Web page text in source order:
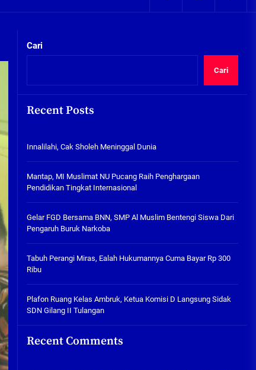
SDN Gilang II Tulangan
Mantap, MI Muslimat NU
Pucang Raih Penghargaan
Pendidikan Tingkat
Internasional
06/08/2026
Gelar FGD Bersama BNN, SMP Al
Muslim Bentengi Siswa Dari
05/08/2026
Hukumannya Cuma Bayar Rp
300 Ribu
Plafon Ruang Kelas Ambruk,
Ketua Komisi D Langsung Sidak
Cari
Cari
Recent Posts
Innalilahi, Cak Sholeh Meninggal Dunia
Mantap, MI Muslimat NU Pucang Raih Penghargaan
Pendidikan Tingkat Internasional
Gelar FGD Bersama BNN, SMP Al Muslim Bentengi Siswa Dari
Pengaruh Buruk Narkoba
Tabuh Perangi Miras, Ealah Hukumannya Cuma Bayar Rp 300
Ribu
Plafon Ruang Kelas Ambruk, Ketua Komisi D Langsung Sidak
SDN Gilang II Tulangan
Recent Comments